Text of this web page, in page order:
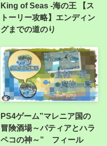
King of Seas -海の王 【ス
トーリー攻略】エンディン
グまでの道のり
PS4ゲーム”マレニア国の
冒険酒場～パティアとハラ
ペコの神～” フィール